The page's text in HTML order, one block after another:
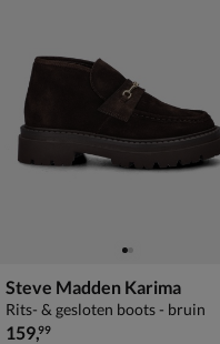
Steve Madden Karima
Rits- & gesloten boots - bruin
€ 159,99
159,99